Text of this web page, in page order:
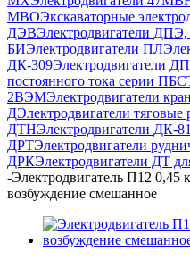
MBOЭкскаваторные
ДЭВЭлектродвигатели
БИЭлектродвигатели ПЛ
ДК-309Электродвигатели
постоянного тока серии
2ВЭМЭлектродвигатели
ДЭлектродвигатели тяговые
ДТНЭлектродвигатели ДК-
ДРТЭлектродвигатели
ДРКЭлектродвигатели ДТ
-Электродвигатель П12 0,45
возбуждение смешанное